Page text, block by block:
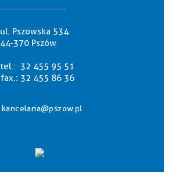
ul. Pszowska 534
44-370 Pszów
tel.: 32 455 95 51
fax.: 32 455 86 36
kancelaria@pszow.pl